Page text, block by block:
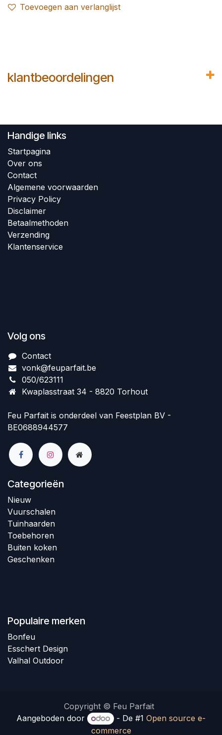
Toevoegen aan verlanglijst
klantbeoordelingen
Handige links
Startpagina
Over ons
Contact
Algem​ene voorwaarden
Privacy Policy
Disclaimer
Betaalmethoden
Verzending
Klantenservice
Volg ons
Contact
vonk@feuparfait.be
050/623111
Kwaplasstraat 34 - 8820 Torhout
Feu Parfait is onderdeel van Feestplan BV -
BE0688944577
Categorieën
Nieuw
Vuurschalen
Tuinhaarden
Toebehoren
Buiten koken
Geschenken
Populaire merken
Bonfeu​​
Esschert Design
Valhal Outdoor
Copyright © Feu Parfait
Aangeboden door
- De #1Open source e-
commerce